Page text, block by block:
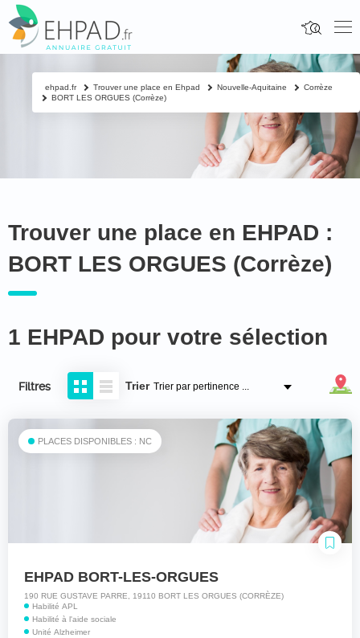
Trouver une place en EHPAD :
BORT LES ORGUES (Corrèze)
1 EHPAD pour votre sélection
Filtres Trier
PLACES DISPONIBLES : NC
EHPAD BORT-LES-ORGUES
190 RUE GUSTAVE PARRE, 19110 BORT LES ORGUES (CORRÈZE)
Habilité APL
Habilité à l'aide sociale
Unité Alzheimer
ehpad.fr Trouver une place en Ehpad Nouvelle-Aquitaine
Corrèze
BORT LES ORGUES (Corrèze)